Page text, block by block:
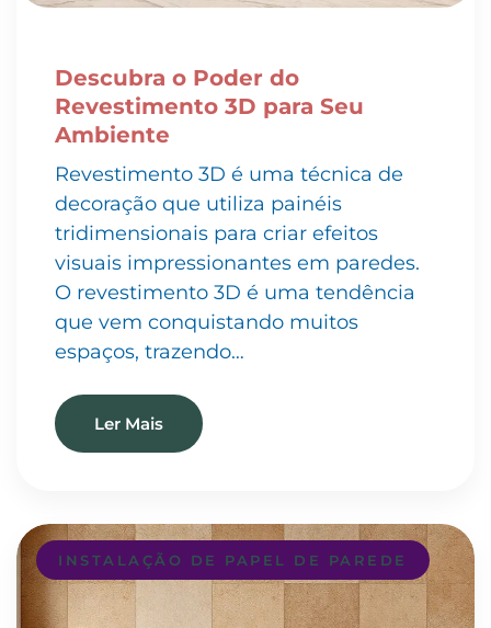
Descubra o Poder do
Revestimento 3D para Seu
Ambiente
Revestimento 3D é uma técnica de
decoração que utiliza painéis
tridimensionais para criar efeitos
visuais impressionantes em paredes.
O revestimento 3D é uma tendência
que vem conquistando muitos
espaços, trazendo…
Ler Mais
INSTALAÇÃO DE PAPEL DE PAREDE